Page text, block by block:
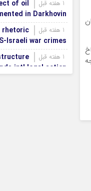
of oil
in Darkhovin
rhetoric
Israeli war crimes
intl legal action